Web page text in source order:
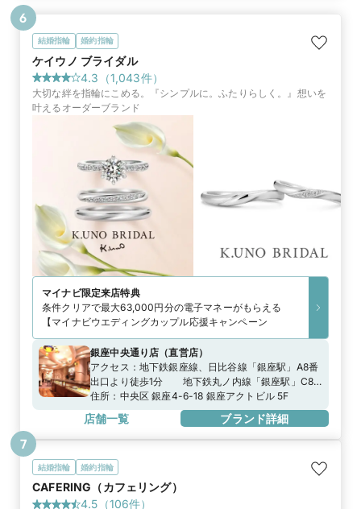
結婚指輪 婚約指輪
ケイウノ ブライダル
4.3 （1,043件）
大切な絆を指輪にこめる。『シンプルに。ふたりらしく。』想いを
叶えるオーダーブランド
マイナビ限定来店特典
条件クリアで最大63,000円分の電子マネーがもらえる
【マイナビウエディングカップル応援キャンペーン
銀座中央通り店 （直営店）
アクセス： 地下鉄銀座線、日比谷線「銀座駅」A8番
出口より徒歩1分 地下鉄丸ノ内線「銀座駅」C8
番出口より徒歩2分
住所： 中央区 銀座4-6-18 銀座アクトビル 5F
店舗一覧 ブランド詳細
6
結婚指輪 婚約指輪
CAFERING（カフェリング）
4.5 （106件）
7